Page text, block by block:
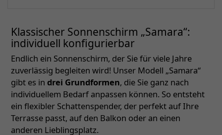
Klassischer Sonnenschirm „Samara“:
individuell konfigurierbar
Endlich ein Sonnenschirm, der Sie für viele Jahre
zuverlässig begleiten wird! Unser Modell „Samara“
gibt es in drei Grundformen, die Sie ganz nach
individuellem Bedarf anpassen können. So entsteht
ein flexibler Schattenspender, der perfekt auf Ihre
Terrasse passt, auf den Balkon oder an einen
anderen Lieblingsplatz.